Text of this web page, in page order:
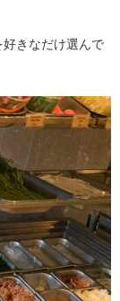
きなだけ選んで